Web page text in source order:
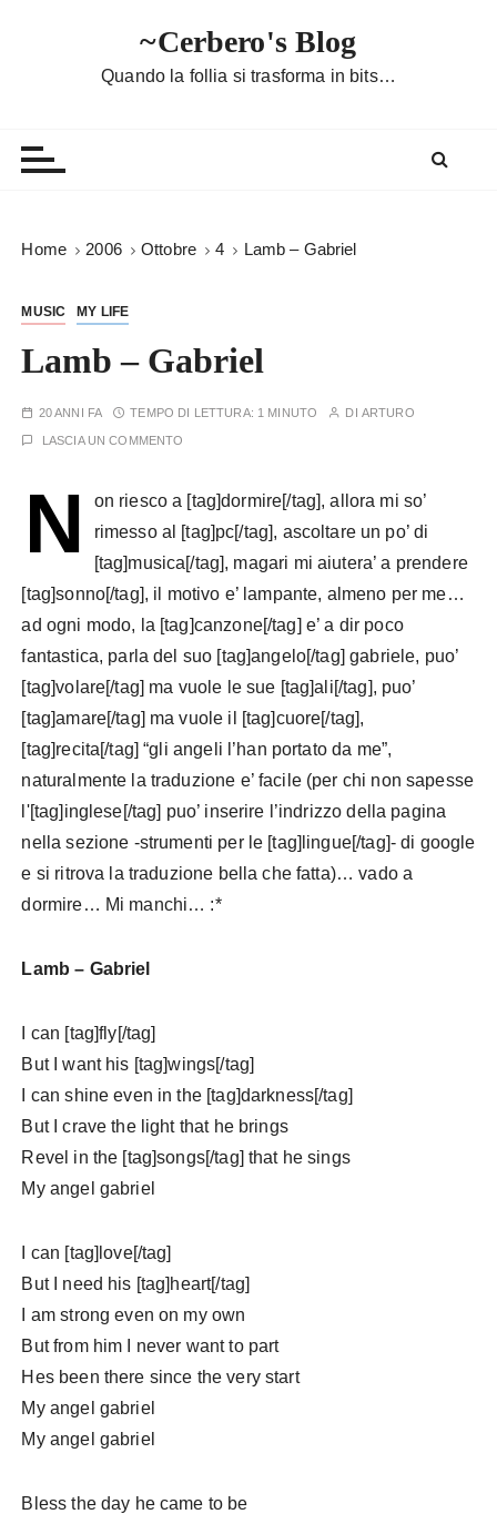
~Cerbero's Blog
Quando la follia si trasforma in bits…
Home 2006 Ottobre 4 Lamb – Gabriel
MUSIC MY LIFE
Lamb – Gabriel
20 ANNI FA TEMPO DI LETTURA: 1 MINUTO DI ARTURO
LASCIA UN COMMENTO
N
on riesco a [tag]dormire[/tag], allora mi so’
rimesso al [tag]pc[/tag], ascoltare un po’ di
[tag]musica[/tag], magari mi aiutera’ a prendere
[tag]sonno[/tag], il motivo e’ lampante, almeno per me…
ad ogni modo, la [tag]canzone[/tag] e’ a dir poco
fantastica, parla del suo [tag]angelo[/tag] gabriele, puo’
[tag]volare[/tag] ma vuole le sue [tag]ali[/tag], puo’
[tag]amare[/tag] ma vuole il [tag]cuore[/tag],
[tag]recita[/tag] “gli angeli l’han portato da me”,
naturalmente la traduzione e’ facile (per chi non sapesse
l'[tag]inglese[/tag] puo’ inserire l’indrizzo della pagina
nella sezione -strumenti per le [tag]lingue[/tag]- di google
e si ritrova la traduzione bella che fatta)… vado a
dormire… Mi manchi… :*
Lamb – Gabriel
I can [tag]fly[/tag]
But I want his [tag]wings[/tag]
I can shine even in the [tag]darkness[/tag]
But I crave the light that he brings
Revel in the [tag]songs[/tag] that he sings
My angel gabriel
I can [tag]love[/tag]
But I need his [tag]heart[/tag]
I am strong even on my own
But from him I never want to part
Hes been there since the very start
My angel gabriel
My angel gabriel
Bless the day he came to be